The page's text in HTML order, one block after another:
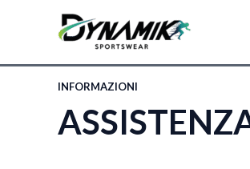
INFORMAZIONI